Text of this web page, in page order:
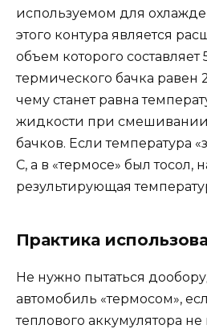
используемом для
этого контура является
объем которого составляет
термического бачка равен
чему станет равна
жидкости при смешивании
бачков. Если температура
C, а в «термосе» был тосол,
результирующая
Практика
Не нужно пытаться
автомобиль «термосом»,
теплового аккумулятора